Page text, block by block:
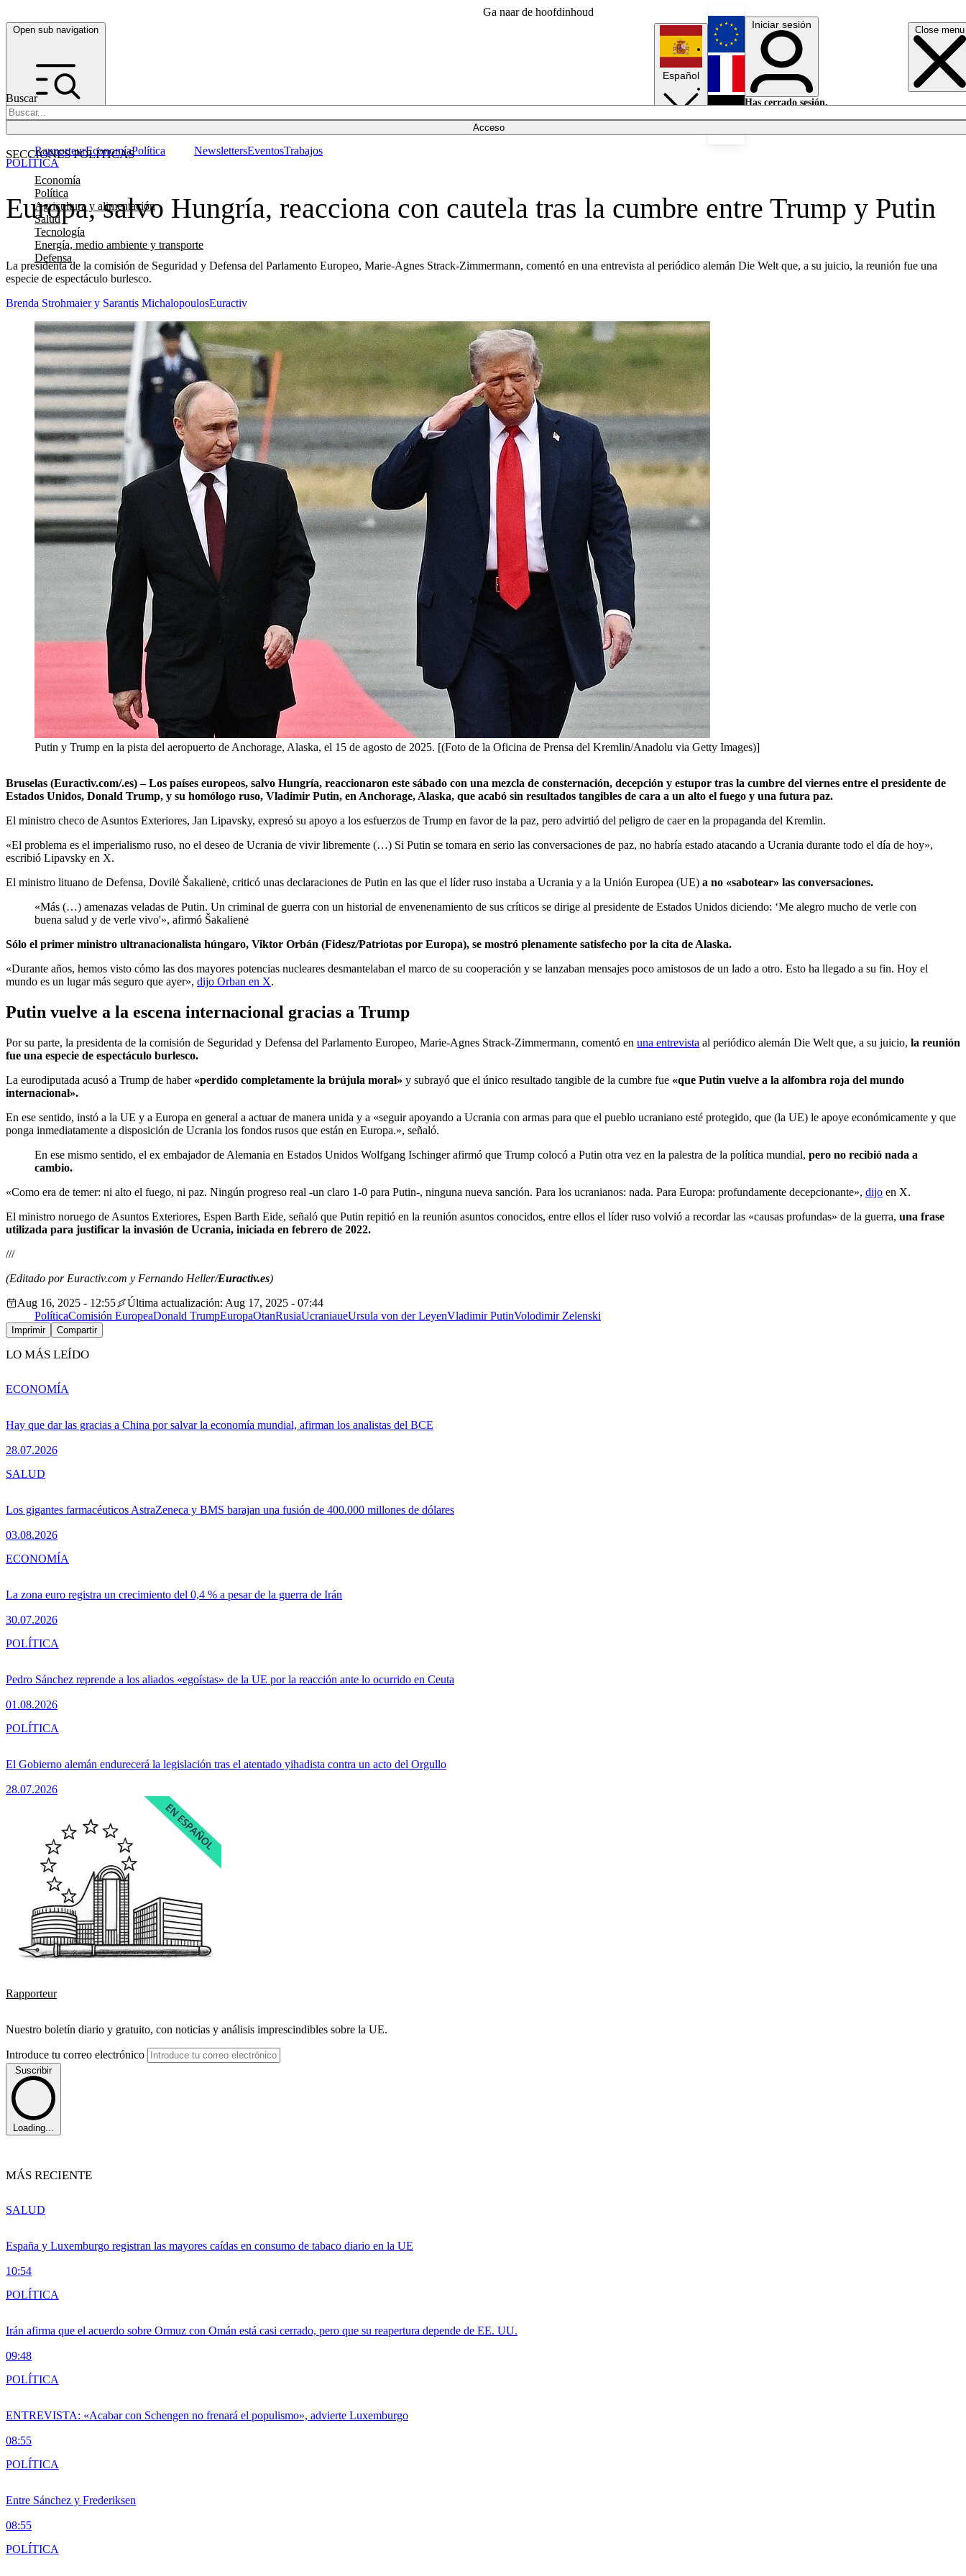
Ga naar de hoofdinhoud
Open sub navigation Close menu
Buscar
Acceso
SECCIONES POLÍTICAS
Economía
Política
Agricultura y alimentación
Salud
Tecnología
Energía, medio ambiente y transporte
Defensa
RapporteurEconomíaPolítica NewslettersEventosTrabajos
Español
English
Français
Iniciar sesión
Has cerrado sesión.
Europa, salvo Hungría, reacciona con cautela tras la cumbre entre Trump y Putin
La presidenta de la comisión de Seguridad y Defensa del Parlamento Europeo, Marie-Agnes Strack-Zimmermann, comentó en una entrevista al periódico alemán Die Welt que, a su juicio, la reunión fue una
especie de espectáculo burlesco.
POLÍTICA
Brenda Strohmaier y Sarantis MichalopoulosEuractiv
Putin y Trump en la pista del aeropuerto de Anchorage, Alaska, el 15 de agosto de 2025. [(Foto de la Oficina de Prensa del Kremlin/Anadolu via Getty Images)]
Bruselas (Euractiv.com/.es) – Los países europeos, salvo Hungría, reaccionaron este sábado con una mezcla de consternación, decepción y estupor tras la cumbre del viernes entre el presidente de
Estados Unidos, Donald Trump, y su homólogo ruso, Vladimir Putin, en Anchorage, Alaska, que acabó sin resultados tangibles de cara a un alto el fuego y una futura paz.
El ministro checo de Asuntos Exteriores, Jan Lipavsky, expresó su apoyo a los esfuerzos de Trump en favor de la paz, pero advirtió del peligro de caer en la propaganda del Kremlin.
«El problema es el imperialismo ruso, no el deseo de Ucrania de vivir libremente (…) Si Putin se tomara en serio las conversaciones de paz, no habría estado atacando a Ucrania durante todo el día de hoy»,
escribió Lipavsky en X.
El ministro lituano de Defensa, Dovilė Šakalienė, criticó unas declaraciones de Putin en las que el líder ruso instaba a Ucrania y a la Unión Europea (UE) a no «sabotear» las conversaciones.
«Más (…) amenazas veladas de Putin. Un criminal de guerra con un historial de envenenamiento de sus críticos se dirige al presidente de Estados Unidos diciendo: ‘Me alegro mucho de verle con
buena salud y de verle vivo'», afirmó Šakalienė
Sólo el primer ministro ultranacionalista húngaro, Viktor Orbán (Fidesz/Patriotas por Europa), se mostró plenamente satisfecho por la cita de Alaska.
«Durante años, hemos visto cómo las dos mayores potencias nucleares desmantelaban el marco de su cooperación y se lanzaban mensajes poco amistosos de un lado a otro. Esto ha llegado a su fin. Hoy el
mundo es un lugar más seguro que ayer», dijo Orban en X.
Putin vuelve a la escena internacional gracias a Trump
Por su parte, la presidenta de la comisión de Seguridad y Defensa del Parlamento Europeo, Marie-Agnes Strack-Zimmermann, comentó en una entrevista al periódico alemán Die Welt que, a su juicio, la reunión
fue una especie de espectáculo burlesco.
La eurodiputada acusó a Trump de haber«perdido completamente la brújula moral» y subrayó que el único resultado tangible de la cumbre fue «que Putin vuelve a la alfombra roja del mundo
internacional».
En ese sentido, instó a la UE y a Europa en general a actuar de manera unida y a «seguir apoyando a Ucrania con armas para que el pueblo ucraniano esté protegido, que (la UE) le apoye económicamente y que
ponga inmediatamente a disposición de Ucrania los fondos rusos que están en Europa.», señaló.
En ese mismo sentido, el ex embajador de Alemania en Estados Unidos Wolfgang Ischinger afirmó que Trump colocó a Putin otra vez en la palestra de la política mundial, pero no recibió nada a
cambio.
«Como era de temer: ni alto el fuego, ni paz. Ningún progreso real -un claro 1-0 para Putin-, ninguna nueva sanción. Para los ucranianos: nada. Para Europa: profundamente decepcionante», dijo en X.
El ministro noruego de Asuntos Exteriores, Espen Barth Eide, señaló que Putin repitió en la reunión asuntos conocidos, entre ellos el líder ruso volvió a recordar las «causas profundas» de la guerra, una frase
utilizada para justificar la invasión de Ucrania, iniciada en febrero de 2022.
///
(Editado por Euractiv.com y Fernando Heller/Euractiv.es)
Aug 16, 2025 - 12:55
Última actualización: Aug 17, 2025 - 07:44
PolíticaComisión EuropeaDonald TrumpEuropaOtanRusiaUcraniaueUrsula von der LeyenVladimir PutinVolodimir Zelenski
Imprimir Compartir
LO MÁS LEÍDO
Hay que dar las gracias a China por salvar la economía mundial, afirman los analistas del BCE
28.07.2026
ECONOMÍA
Los gigantes farmacéuticos AstraZeneca y BMS barajan una fusión de 400.000 millones de dólares
03.08.2026
SALUD
La zona euro registra un crecimiento del 0,4 % a pesar de la guerra de Irán
30.07.2026
ECONOMÍA
Pedro Sánchez reprende a los aliados «egoístas» de la UE por la reacción ante lo ocurrido en Ceuta
01.08.2026
POLÍTICA
El Gobierno alemán endurecerá la legislación tras el atentado yihadista contra un acto del Orgullo
28.07.2026
POLÍTICA
Rapporteur
Nuestro boletín diario y gratuito, con noticias y análisis imprescindibles sobre la UE.
Introduce tu correo electrónico
Suscribir
Loading...
MÁS RECIENTE
España y Luxemburgo registran las mayores caídas en consumo de tabaco diario en la UE
10:54
SALUD
Irán afirma que el acuerdo sobre Ormuz con Omán está casi cerrado, pero que su reapertura depende de EE. UU.
09:48
POLÍTICA
ENTREVISTA: «Acabar con Schengen no frenará el populismo», advierte Luxemburgo
08:55
POLÍTICA
Entre Sánchez y Frederiksen
08:55
POLÍTICA
POLÍTICA